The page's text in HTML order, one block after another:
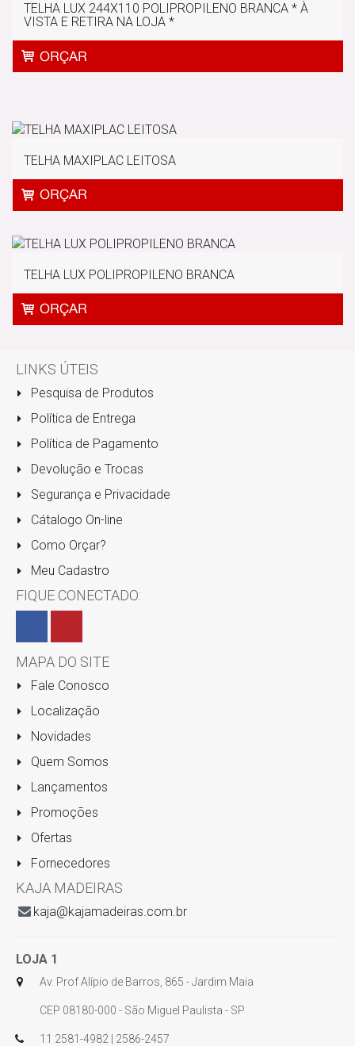
TELHA LUX 244X110 POLIPROPILENO BRANCA * À
VISTA E RETIRA NA LOJA *
TELHA MAXIPLAC LEITOSA
TELHA LUX POLIPROPILENO BRANCA
LINKS ÚTEIS
Pesquisa de Produtos
Política de Entrega
Política de Pagamento
Devolução e Trocas
Segurança e Privacidade
Cátalogo On-line
Como Orçar?
Meu Cadastro
FIQUE CONECTADO:
MAPA DO SITE
Fale Conosco
Localização
Novidades
Quem Somos
Lançamentos
Promoções
Ofertas
Fornecedores
KAJA MADEIRAS
kaja@kajamadeiras.com.br
LOJA 1
Av. Prof Alípio de Barros, 865 - Jardim Maia
CEP 08180-000 - São Miguel Paulista - SP
11 2581-4982 | 2586-2457